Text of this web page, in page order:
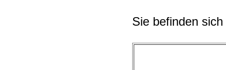
Sie befinden